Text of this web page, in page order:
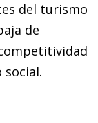
del turismo
de